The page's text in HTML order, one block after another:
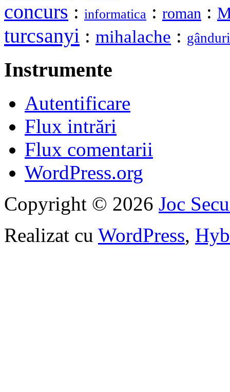
concurs : informatica : roman :
turcsanyi : mihalache : gânduri
Instrumente
Autentificare
Flux intrări
Flux comentarii
WordPress.org
Copyright © 2026 Joc
Realizat cu WordPress,